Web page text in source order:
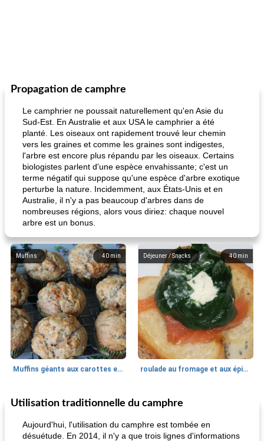
Propagation de camphre
Le camphrier ne poussait naturellement qu'en Asie du
Sud-Est. En Australie et aux USA le camphrier a été
planté. Les oiseaux ont rapidement trouvé leur chemin
vers les graines et comme les graines sont indigestes,
l'arbre est encore plus répandu par les oiseaux. Certains
biologistes parlent d'une espèce envahissante; c'est un
terme négatif qui suppose qu'une espèce d'arbre exotique
perturbe la nature. Incidemment, aux États-Unis et en
Australie, il n'y a pas beaucoup d'arbres dans de
nombreuses régions, alors vous diriez: chaque nouvel
arbre est un bonus.
40 min
Muffins
Muffins géants aux carottes et à la banane de Nif
40 min
Déjeuner / Snacks
roulade au fromage et aux épinards
30min
Marques de confiance: recettes et
Viande et volaille
Utilisation traditionnelle du camphre
Aujourd'hui, l'utilisation du camphre est tombée en
désuétude. En 2014, il n'y a que trois lignes d'informations